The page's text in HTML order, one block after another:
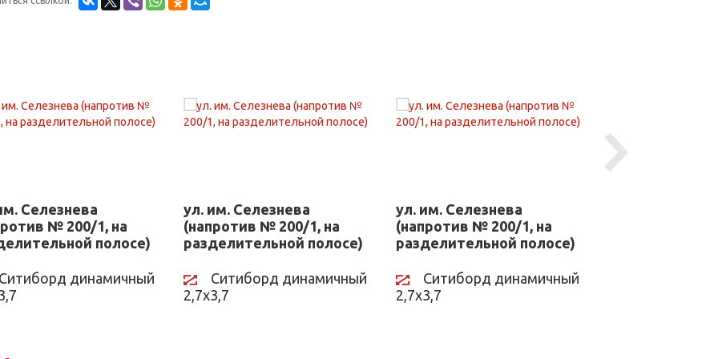
Селезнева
№ 200/1, на
полосе)
Ситиборд динамичный
ул. им. Селезнева
(напротив № 200/1, на
разделительной полосе)
Ситиборд динамичный
2,7х3,7
ул. им. Селезнева
(напротив № 200/1, на
разделительной полосе)
Ситиборд динамичный
2,7х3,7
Next